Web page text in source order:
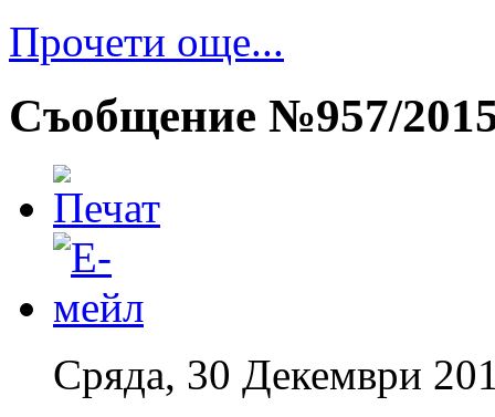
Прочети още...
Съобщение №957/
Сряда, 30 Декември